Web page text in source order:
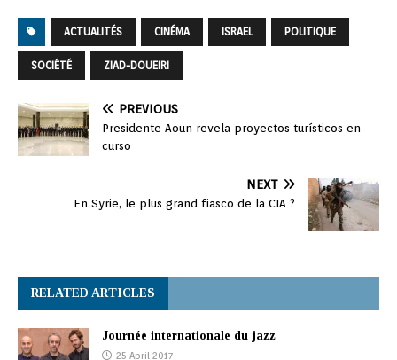
ACTUALITÉS CINÉMA ISRAEL POLITIQUE
SOCIÉTÉ ZIAD-DOUEIRI
PREVIOUS
Presidente Aoun revela proyectos turísticos en
curso
NEXT
En Syrie, le plus grand fiasco de la CIA ?
RELATED ARTICLES
Journée internationale du jazz
25 April 2017